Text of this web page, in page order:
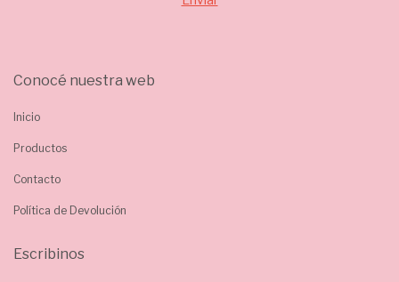
Conocé nuestra web
Inicio
Productos
Contacto
Política de Devolución
Escribinos